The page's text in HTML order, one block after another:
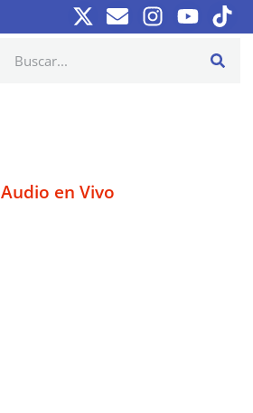
Audio en Vivo